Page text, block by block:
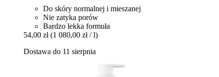
Do skóry normalnej i mieszanej
Nie zatyka porów
Bardzo lekka formuła
54,00 zł (1 080,00 zł / l)
Dostawa do 11 sierpnia